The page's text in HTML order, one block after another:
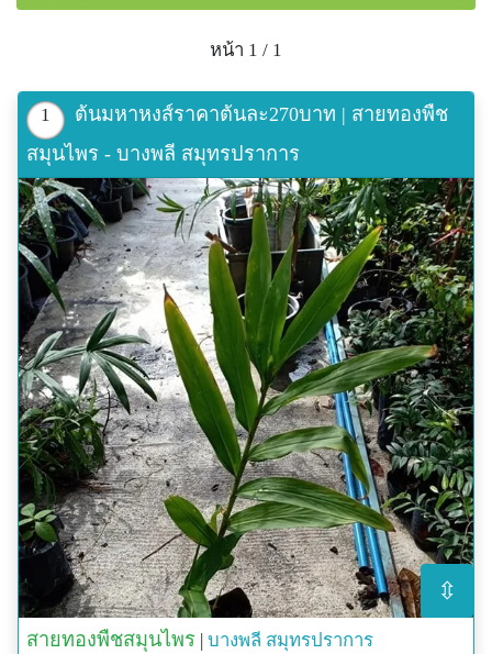
หน้า 1 / 1
1
ต้นมหาหงส์ราคาต้นละ270บาท | สายทองพืช
สมุนไพร - บางพลี สมุทรปราการ
⇳
สายทองพืชสมุนไพร | บางพลี สมุทรปราการ